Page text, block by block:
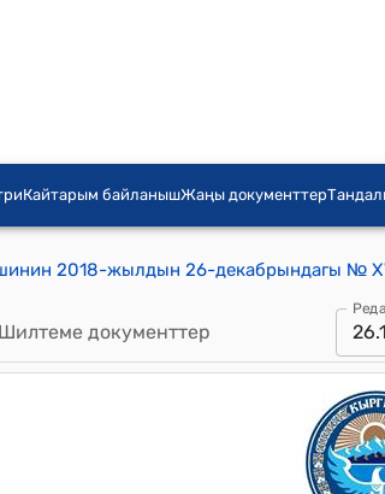
Кайтарым байланышЖаңы документтер
Шилтеме документтер